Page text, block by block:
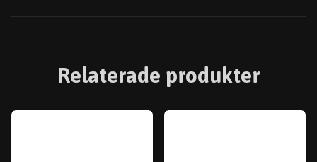
Relaterade produkter